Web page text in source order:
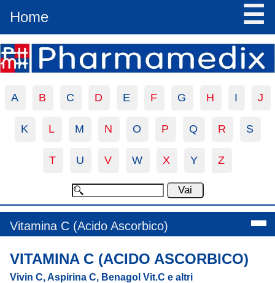
Home ☰
A B C D E F G H I J
K L M N O P Q R S
T U V W X Y Z
Vitamina C (Acido Ascorbico)
VITAMINA C (ACIDO ASCORBICO)
Vivin C, Aspirina C, Benagol Vit.C e altri